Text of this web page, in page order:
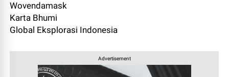
Wovendamask
Karta Bhumi
Global Eksplorasi Indonesia
Advertisement